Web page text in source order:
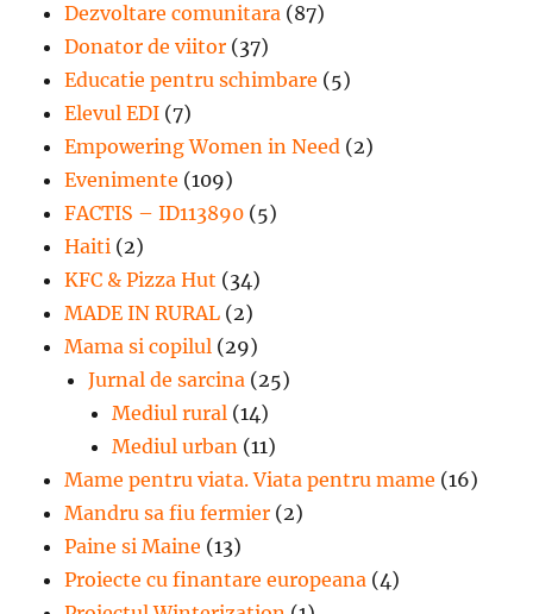
Dezvoltare comunitara (87)
Donator de viitor (37)
Educatie pentru schimbare (5)
Elevul EDI (7)
Empowering Women in Need (2)
Evenimente (109)
FACTIS – ID113890 (5)
Haiti (2)
KFC & Pizza Hut (34)
MADE IN RURAL (2)
Mama si copilul (29)
Jurnal de sarcina (25)
Mediul rural (14)
Mediul urban (11)
Mame pentru viata. Viata pentru mame (16)
Mandru sa fiu fermier (2)
Paine si Maine (13)
Proiecte cu finantare europeana (4)